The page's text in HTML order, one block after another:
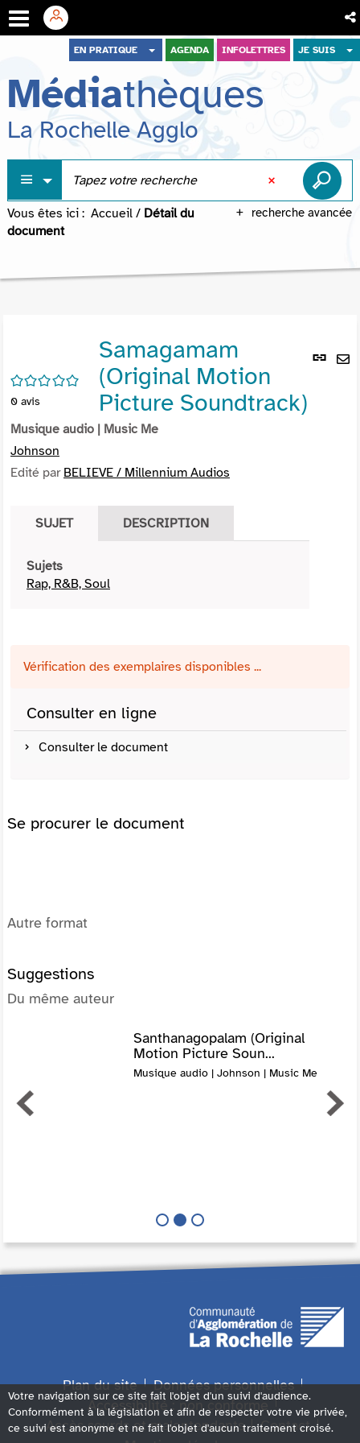
menu
contenu
recherche
EN PRATIQUE AGENDA INFOLETTRES JE SUIS
Médiathèques
La Rochelle Agglo
recherche avancée
Vous êtes ici : Accueil / Détail du
document
Lien
/5
0 avis
Samagamam
(Original Motion
Picture Soundtrack)
Musique audio | Music Me
Johnson
Edité par BELIEVE / Millennium Audios
SUJET DESCRIPTION
Sujets
Rap, R&B, Soul
Vérification des exemplaires disponibles ...
Consulter en ligne
Consulter le document
Se procurer le document
Autre format
Suggestions
Du même auteur
Santhanagopalam (Original
Motion Picture Soun...
Musique audio | Johnson | Music Me
Plan du site
Données personnelles
Accessibilité : non conforme
Accès sourds et malentendants
Contact
Votre navigation sur ce site fait l'objet d'un suivi d'audience.
Conformément à la législation et afin de respecter votre vie privée,
ce suivi est anonyme et ne fait l'objet d'aucun traitement croisé.